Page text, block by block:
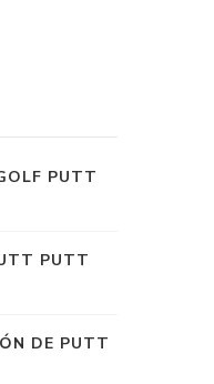
PUTT
PUTT
DE PUTT